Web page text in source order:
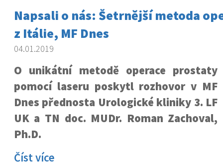
Napsali o nás: Šetrnější metoda
z Itálie, MF Dnes
04.01.2019
O unikátní metodě operace prostaty
pomocí laseru poskytl rozhovor v MF
Dnes přednosta Urologické kliniky 3. LF
UK a TN doc. MUDr. Roman Zachoval,
Ph.D.
Číst více